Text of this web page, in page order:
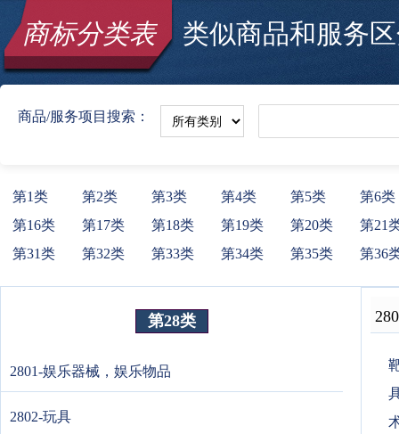
商标分类表类似商品和服务区
商品/服务项目搜索：
第1类 第2类 第3类 第4类 第5类
第6类
第16类
第17类 第18类 第19类 第20类
第21
第31类
第32类 第33类 第34类 第35类 第36
第28类
2801-娱乐器械，娱乐物品
2802-玩具